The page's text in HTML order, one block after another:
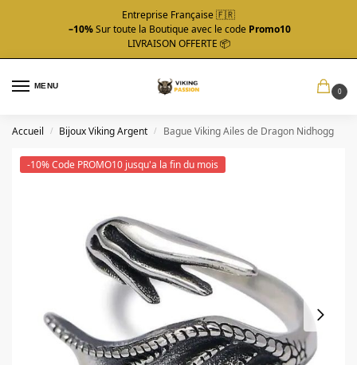
Entreprise Française 🇫🇷
–10%Sur toute la Boutique avec le code Promo10
LIVRAISON OFFERTE 📦
MENU
0
Accueil / Bijoux Viking Argent / Bague Viking Ailes de Dragon Nidhogg
-10% Code PROMO10 jusqu'a la fin du mois